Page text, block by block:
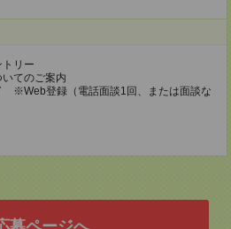
リー
てのご案内
※Web登録（電話面談1回、または面談な